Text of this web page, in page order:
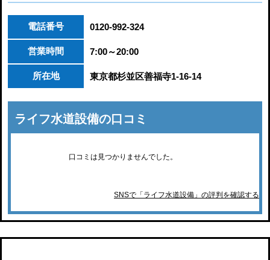
電話番号 0120-992-324
営業時間 7:00～20:00
所在地 東京都杉並区善福寺1-16-14
ライフ水道設備の口コミ
口コミは見つかりませんでした。
SNSで「ライフ水道設備」の評判を確認する